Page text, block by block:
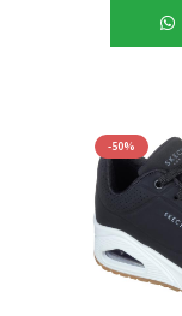
-50%